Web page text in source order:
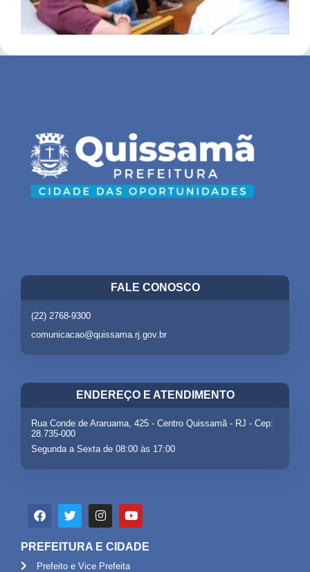
FALE CONOSCO
(22) 2768-9300
comunicacao@quissama.rj.gov.br
ENDEREÇO E ATENDIMENTO
Rua Conde de Araruama, 425 - Centro Quissamã - RJ - Cep:
28.735-000
Segunda a Sexta de 08:00 às 17:00
PREFEITURA E CIDADE
Prefeito e Vice Prefeita